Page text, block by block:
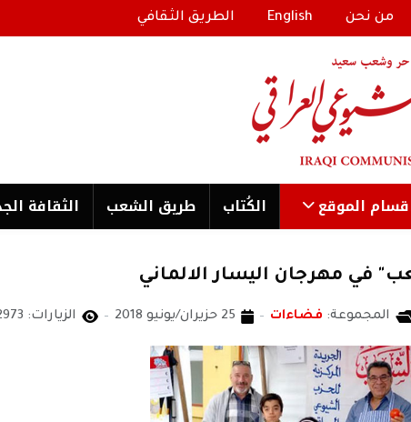
من نحن English الطريق الثقافي
الموقع الكُتاب طریق الشعب الثقافة
في مهرجان اليسار الالماني
المجموعة: فضاءات 25 حزيران/يونيو 2018 الزيارات: 2973